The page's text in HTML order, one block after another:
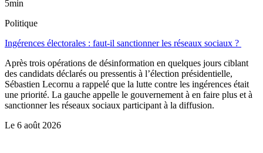
5min
Politique
Ingérences électorales : faut-il sanctionner les réseaux sociaux ?
Après trois opérations de désinformation en quelques jours ciblant
des candidats déclarés ou pressentis à l’élection présidentielle,
Sébastien Lecornu a rappelé que la lutte contre les ingérences était
une priorité. La gauche appelle le gouvernement à en faire plus et à
sanctionner les réseaux sociaux participant à la diffusion.
Le 6 août 2026